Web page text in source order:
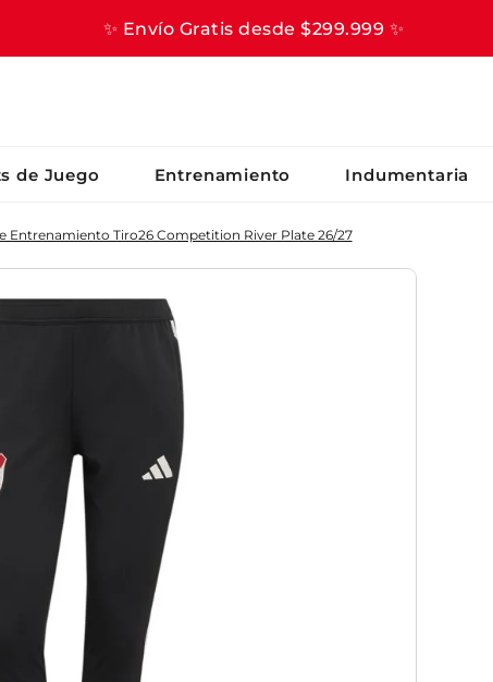
✨ Envío Gratis desde $299.999 ✨
de Juego Entrenamiento Indumentaria
Entrenamiento Tiro26 Competition River Plate 26/27